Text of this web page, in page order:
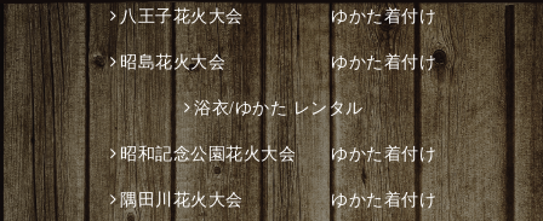
八王子花火大会 ゆかた着付け
昭島花火大会 ゆかた着付け
浴衣/ゆかた レンタル
昭和記念公園花火大会 ゆかた着付け
隅田川花火大会 ゆかた着付け